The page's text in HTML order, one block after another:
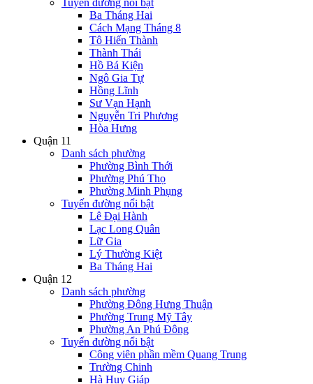
Tuyến đường nổi bật
Ba Tháng Hai
Cách Mạng Tháng 8
Tô Hiến Thành
Thành Thái
Hồ Bá Kiện
Ngô Gia Tự
Hồng Lĩnh
Sư Vạn Hạnh
Nguyễn Tri Phương
Hòa Hưng
Quận 11
Danh sách phường
Phường Bình Thới
Phường Phú Thọ
Phường Minh Phụng
Tuyến đường nổi bật
Lê Đại Hành
Lạc Long Quân
Lữ Gia
Lý Thường Kiệt
Ba Tháng Hai
Quận 12
Danh sách phường
Phường Đông Hưng Thuận
Phường Trung Mỹ Tây
Phường An Phú Đông
Tuyến đường nổi bật
Công viên phần mềm Quang Trung
Trường Chinh
Hà Huy Giáp